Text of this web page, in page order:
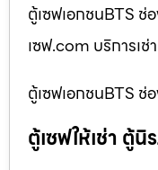
ตู้เซฟเอกชนBTS ช่
เซฟ.com บริการเช่
ตู้เซฟเอกชนBTS ช่
ตู้เซฟให้เช่า ตู้